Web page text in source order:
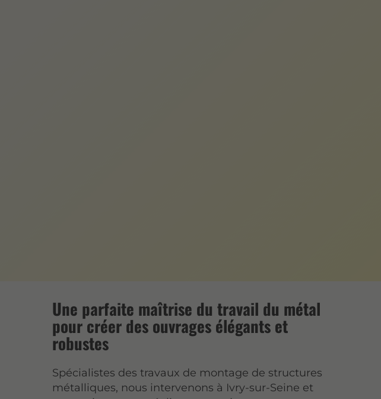
Une parfaite maîtrise du travail du métal
pour créer des ouvrages élégants et
robustes
Spécialistes des travaux de montage de structures
métalliques, nous intervenons à Ivry-sur-Seine et